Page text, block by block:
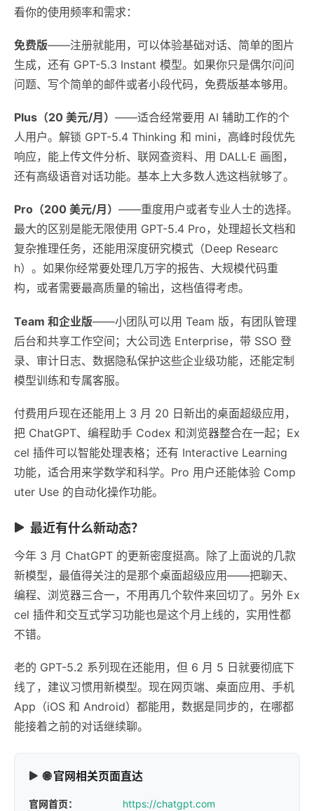
看你的使用频率和需求：
免费版——注册就能用，可以体验基础对话、简单的图片
生成，还有 GPT-5.3 Instant 模型。如果你只是偶尔问问
问题、写个简单的邮件或者小段代码，免费版基本够用。
Plus（20 美元/月） ——适合经常要用 AI 辅助工作的个
人用户。解锁 GPT-5.4 Thinking 和 mini，高峰时段优先
响应，能上传文件分析、联网查资料、用 DALL·E 画图，
还有高级语音对话功能。基本上大多数人选这档就够了。
Pro（200 美元/月） ——重度用户或者专业人士的选择。
最大的区别是能无限使用 GPT-5.4 Pro，处理超长文档和
复杂推理任务，还能用深度研究模式（Deep Researc
h）。如果你经常要处理几万字的报告、大规模代码重
构，或者需要最高质量的输出，这档值得考虑。
Team 和企业版——小团队可以用 Team 版，有团队管理
后台和共享工作空间；大公司选 Enterprise，带 SSO 登
录、审计日志、数据隐私保护这些企业级功能，还能定制
模型训练和专属客服。
付费用戶现在还能用上 3 月 20 日新出的桌面超级应用，
把 ChatGPT、编程助手 Codex 和浏览器整合在一起；Ex
cel 插件可以智能处理表格；还有 Interactive Learning
功能，适合用来学数学和科学。Pro 用户还能体验 Comp
uter Use 的自动化操作功能。
最近有什么新动态？
今年 3 月 ChatGPT 的更新密度挺高。除了上面说的几款
新模型，最值得关注的是那个桌面超级应用——把聊天、
编程、浏览器三合一，不用再几个软件来回切了。另外 Ex
cel 插件和交互式学习功能也是这个月上线的，实用性都
不错。
老的 GPT-5.2 系列现在还能用，但 6 月 5 日就要彻底下
线了，建议习惯用新模型。现在网页端、桌面应用、手机
App（iOS 和 Android）都能用，数据是同步的，在哪都
能接着之前的对话继续聊。
🌐 官网相关页面直达
官网首页：
https://chatgpt.com